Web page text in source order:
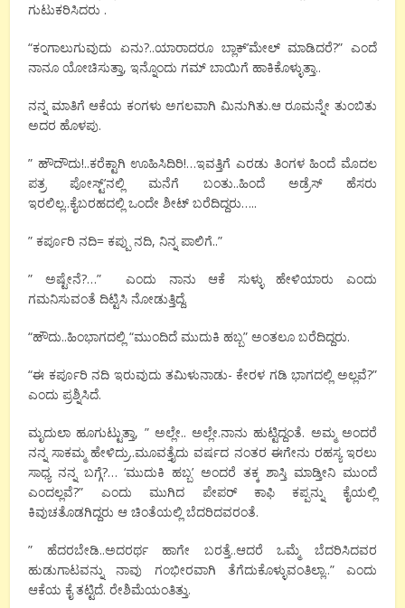
ಗುಟುಕರಿಸಿದರು .
“ಕಂಗಾಲುಗುವುದು ಏನು?..ಯಾರಾದರೂ ಬ್ಲಾಕ್’ಮೇಲ್ ಮಾಡಿದರೆ?” ಎಂದೆ
ನಾನೂ ಯೋಚಿಸುತ್ತಾ, ಇನ್ನೊಂದು ಗಮ್ ಬಾಯಿಗೆ ಹಾಕಿಕೊಳ್ಳುತ್ತಾ..
ನನ್ನ ಮಾತಿಗೆ ಆಕೆಯ ಕಂಗಳು ಅಗಲವಾಗಿ ಮಿನುಗಿತು.ಆ ರೂಮನ್ನೇ ತುಂಬಿತು
ಅದರ ಹೊಳಪು.
” ಹೌದೌದು!..ಕರೆಕ್ಟಾಗಿ ಊಹಿಸಿದಿರಿ!…ಇವತ್ತಿಗೆ ಎರಡು ತಿಂಗಳ ಹಿಂದೆ ಮೊದಲ
ಪತ್ರ ಪೋಸ್ಟ್’ನಲ್ಲಿ ಮನೆಗೆ ಬಂತು..ಹಿಂದೆ ಅಡ್ರೆಸ್ ಹೆಸರು
ಇರಲಿಲ್ಲ..ಕೈಬರಹದಲ್ಲಿ ಒಂದೇ ಶೀಟ್ ಬರೆದಿದ್ದರು…..
” ಕರ್ಪೂರಿ ನದಿ= ಕಪ್ಪು ನದಿ, ನಿನ್ನ ಪಾಲಿಗೆ..”
” ಅಷ್ಟೇನೆ?…” ಎಂದು ನಾನು ಆಕೆ ಸುಳ್ಳು ಹೇಳಿಯಾರು ಎಂದು
ಗಮನಿಸುವಂತೆ ದಿಟ್ಟಿಸಿ ನೋಡುತ್ತಿದ್ದೆ.
“ಹೌದು..ಹಿಂಭಾಗದಲ್ಲಿ “ಮುಂದಿದೆ ಮುದುಕಿ ಹಬ್ಬ” ಅಂತಲೂ ಬರೆದಿದ್ದರು.
“ಈ ಕರ್ಪೂರಿ ನದಿ ಇರುವುದು ತಮಿಳುನಾಡು- ಕೇರಳ ಗಡಿ ಭಾಗದಲ್ಲಿ ಅಲ್ಲವೆ?”
ಎಂದು ಪ್ರಶ್ನಿಸಿದೆ.
ಮೃದುಲಾ ಹೂಗುಟ್ಟುತ್ತಾ, ” ಅಲ್ಲೇ.. ಅಲ್ಲೇ.ನಾನು ಹುಟ್ಟಿದ್ದಂತೆ. ಅಮ್ಮ ಅಂದರೆ
ನನ್ನ ಸಾಕಮ್ಮ ಹೇಳಿದ್ರು..ಮೂವತ್ತೈದು ವರ್ಷದ ನಂತರ ಈಗೇನು ರಹಸ್ಯ ಇರಲು
ಸಾಧ್ಯ ನನ್ನ ಬಗ್ಗೆ?… ‘ಮುದುಕಿ ಹಬ್ಬ’ ಅಂದರೆ ತಕ್ಕ ಶಾಸ್ತಿ ಮಾಡ್ತೀನಿ ಮುಂದೆ
ಎಂದಲ್ಲವೆ?” ಎಂದು ಮುಗಿದ ಪೇಪರ್ ಕಾಫಿ ಕಪ್ಪನ್ನು ಕೈಯಲ್ಲಿ
ಕಿವುಚತೊಡಗಿದ್ದರು ಆ ಚಿಂತೆಯಲ್ಲಿ ಬೆದರಿದವರಂತೆ.
” ಹೆದರಬೇಡಿ..ಅದರರ್ಥ ಹಾಗೇ ಬರತ್ತೆ..ಆದರೆ ಒಮ್ಮೆ ಬೆದರಿಸಿದವರ
ಹುಡುಗಾಟವನ್ನು ನಾವು ಗಂಭೀರವಾಗಿ ತೆಗೆದುಕೊಳ್ಳುವಂತಿಲ್ಲಾ..” ಎಂದು
ಆಕೆಯ ಕೈ ತಟ್ಟಿದೆ. ರೇಶಿಮೆಯಂತಿತ್ತು.